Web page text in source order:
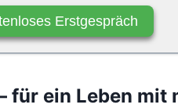
Erstgespräch
für ein Leben mit